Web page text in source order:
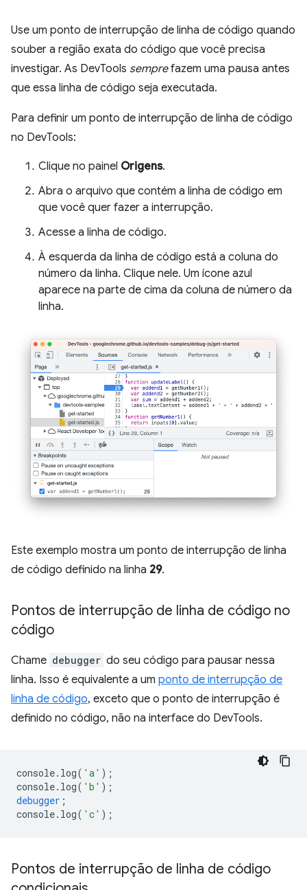
Use um ponto de interrupção de linha de código quando
souber a região exata do código que você precisa
investigar. As DevTools semprefazem uma pausa antes
que essa linha de código seja executada.
Para definir um ponto de interrupção de linha de código
no DevTools:
Clique no painel Origens.
Abra o arquivo que contém a linha de código em
que você quer fazer a interrupção.
Acesse a linha de código.
À esquerda da linha de código está a coluna do
número da linha. Clique nele. Um ícone azul
aparece na parte de cima da coluna de número da
linha.
Este exemplo mostra um ponto de interrupção de linha
de código definido na linha 29.
Pontos de interrupção de linha de código no
código
Chame debugger do seu código para pausar nessa
linha. Isso é equivalente a um ponto de interrupção de
linha de código, exceto que o ponto de interrupção é
definido no código, não na interface do DevTools.
console. log( 'a' );
console. log( 'b' );
debugger ;
console. log( 'c' );
Pontos de interrupção de linha de código